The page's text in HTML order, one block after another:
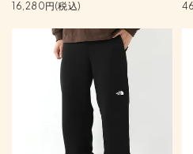
16,280円(税込)